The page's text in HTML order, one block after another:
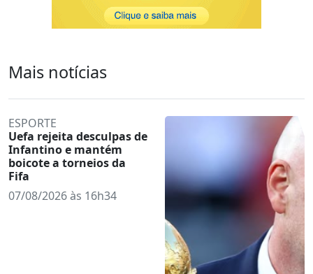
Mais notícias
ESPORTE
Uefa rejeita desculpas de
Infantino e mantém
boicote a torneios da
Fifa
07/08/2026 às 16h34